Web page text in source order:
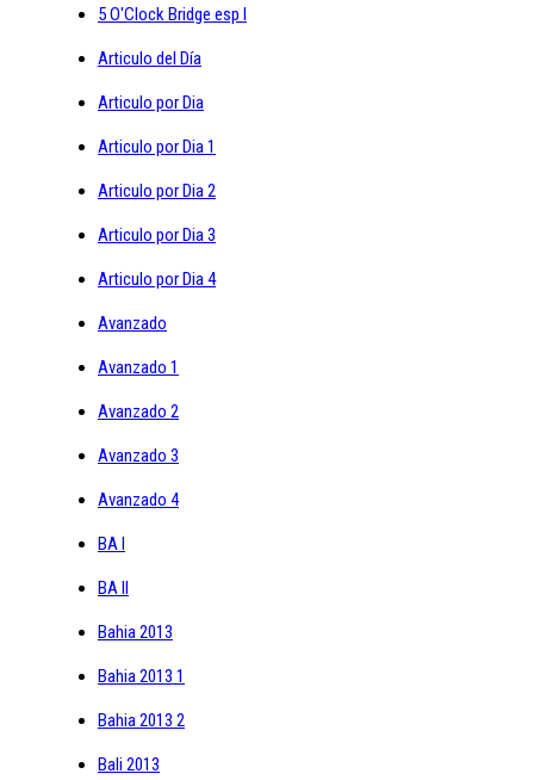
5 O'Clock Bridge esp I
Articulo del Día
Articulo por Dia
Articulo por Dia 1
Articulo por Dia 2
Articulo por Dia 3
Articulo por Dia 4
Avanzado
Avanzado 1
Avanzado 2
Avanzado 3
Avanzado 4
BA I
BA II
Bahia 2013
Bahia 2013 1
Bahia 2013 2
Bali 2013